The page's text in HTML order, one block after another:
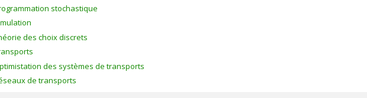
stochastique
des choix discrets
des systèmes de transports
de transports